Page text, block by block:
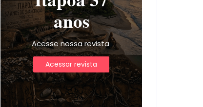
anos
Acesse nossa revista
Acessar revista